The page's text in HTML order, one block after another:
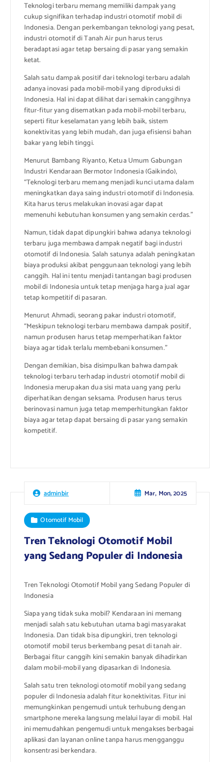
Teknologi terbaru memang memiliki dampak yang
cukup signifikan terhadap industri otomotif mobil di
Indonesia. Dengan perkembangan teknologi yang pesat,
industri otomotif di Tanah Air pun harus terus
beradaptasi agar tetap bersaing di pasar yang semakin
ketat.
Salah satu dampak positif dari teknologi terbaru adalah
adanya inovasi pada mobil-mobil yang diproduksi di
Indonesia. Hal ini dapat dilihat dari semakin canggihnya
fitur-fitur yang disematkan pada mobil-mobil terbaru,
seperti fitur keselamatan yang lebih baik, sistem
konektivitas yang lebih mudah, dan juga efisiensi bahan
bakar yang lebih tinggi.
Menurut Bambang Riyanto, Ketua Umum Gabungan
Industri Kendaraan Bermotor Indonesia (Gaikindo),
“Teknologi terbaru memang menjadi kunci utama dalam
meningkatkan daya saing industri otomotif di Indonesia.
Kita harus terus melakukan inovasi agar dapat
memenuhi kebutuhan konsumen yang semakin cerdas.”
Namun, tidak dapat dipungkiri bahwa adanya teknologi
terbaru juga membawa dampak negatif bagi industri
otomotif di Indonesia. Salah satunya adalah peningkatan
biaya produksi akibat penggunaan teknologi yang lebih
canggih. Hal ini tentu menjadi tantangan bagi produsen
mobil di Indonesia untuk tetap menjaga harga jual agar
tetap kompetitif di pasaran.
Menurut Ahmadi, seorang pakar industri otomotif,
“Meskipun teknologi terbaru membawa dampak positif,
namun produsen harus tetap memperhatikan faktor
biaya agar tidak terlalu membebani konsumen.”
Dengan demikian, bisa disimpulkan bahwa dampak
teknologi terbaru terhadap industri otomotif mobil di
Indonesia merupakan dua sisi mata uang yang perlu
diperhatikan dengan seksama. Produsen harus terus
berinovasi namun juga tetap memperhitungkan faktor
biaya agar tetap dapat bersaing di pasar yang semakin
kompetitif.
adminbir Mar, Mon, 2025
Otomotif Mobil
Tren Teknologi Otomotif Mobil
yang Sedang Populer di Indonesia
Tren Teknologi Otomotif Mobil yang Sedang Populer di
Indonesia
Siapa yang tidak suka mobil? Kendaraan ini memang
menjadi salah satu kebutuhan utama bagi masyarakat
Indonesia. Dan tidak bisa dipungkiri, tren teknologi
otomotif mobil terus berkembang pesat di tanah air.
Berbagai fitur canggih kini semakin banyak dihadirkan
dalam mobil-mobil yang dipasarkan di Indonesia.
Salah satu tren teknologi otomotif mobil yang sedang
populer di Indonesia adalah fitur konektivitas. Fitur ini
memungkinkan pengemudi untuk terhubung dengan
smartphone mereka langsung melalui layar di mobil. Hal
ini memudahkan pengemudi untuk mengakses berbagai
aplikasi dan layanan online tanpa harus mengganggu
konsentrasi berkendara.